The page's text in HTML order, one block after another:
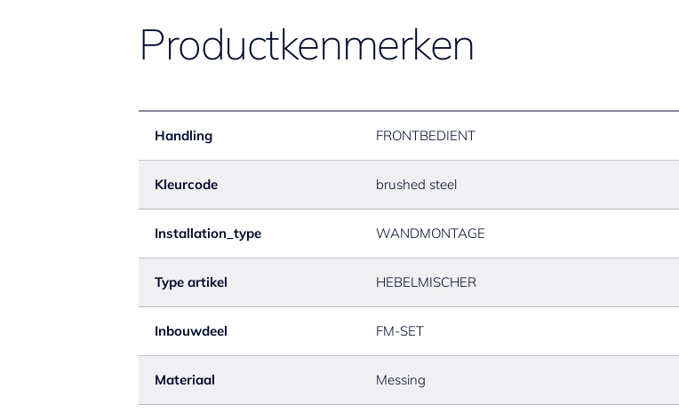
Productkenmerken
Handling FRONTBEDIENT
Kleurcode brushed steel
Installation_type WANDMONTAGE
Type artikel HEBELMISCHER
Inbouwdeel FM-SET
Materiaal Messing